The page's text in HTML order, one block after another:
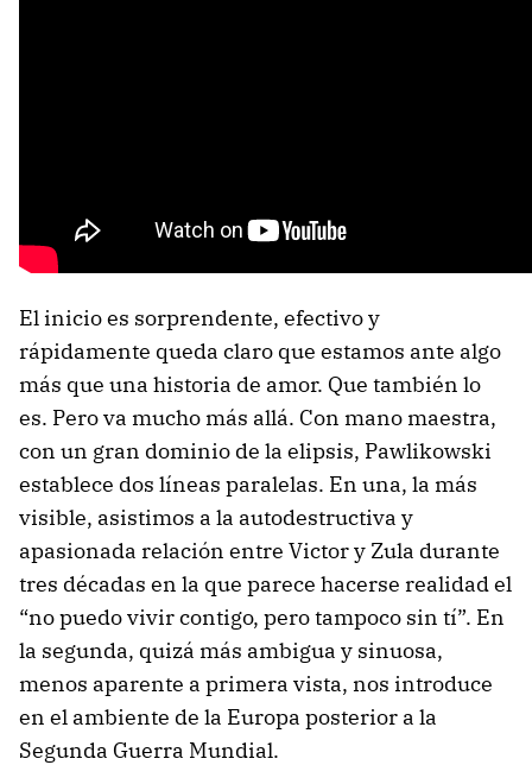
El inicio es sorprendente, efectivo y
rápidamente queda claro que estamos ante algo
más que una historia de amor. Que también lo
es. Pero va mucho más allá. Con mano maestra,
con un gran dominio de la elipsis, Pawlikowski
establece dos líneas paralelas. En una, la más
visible, asistimos a la autodestructiva y
apasionada relación entre Victor y Zula durante
tres décadas en la que parece hacerse realidad el
“no puedo vivir contigo, pero tampoco sin tí”. En
la segunda, quizá más ambigua y sinuosa,
menos aparente a primera vista, nos introduce
en el ambiente de la Europa posterior a la
Segunda Guerra Mundial.